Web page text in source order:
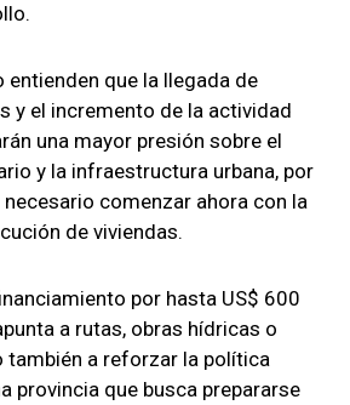
entienden que la llegada de
y el incremento de la actividad
una mayor presión sobre el
y la infraestructura urbana, por
comenzar ahora con la
de viviendas.
por hasta US$ 600
a rutas, obras hídricas o
también a reforzar la política
provincia que busca prepararse